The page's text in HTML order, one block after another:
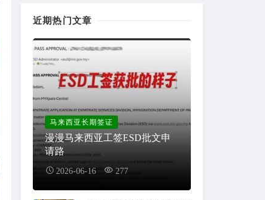
近期热门文章
马来西亚长期签证
漫漫马来西亚工签ESD批文申
请路
2026-06-16 277